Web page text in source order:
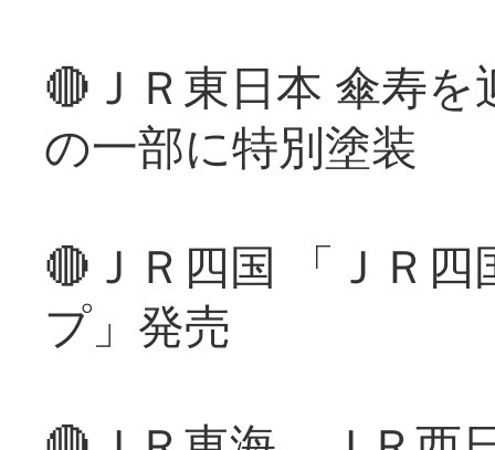
🔴ＪＲ東日本 傘寿
の一部に特別塗装
🔴ＪＲ四国 「ＪＲ
プ」発売